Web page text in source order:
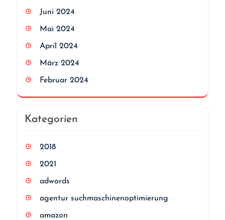
Juni 2024
Mai 2024
April 2024
März 2024
Februar 2024
Kategorien
2018
2021
adwords
agentur suchmaschinenoptimierung
amazon